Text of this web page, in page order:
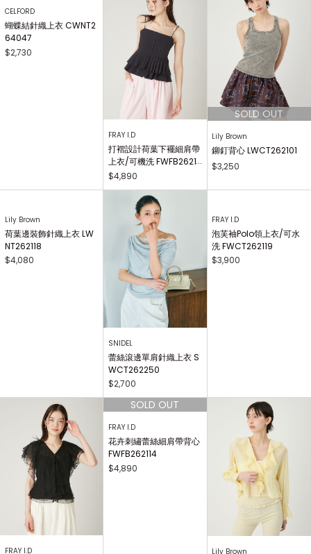
FRAY I.D
打褶設計荷葉下襬細肩帶
上衣/可機洗 FWFB2621
09
$4,890
Lily Brown
鉚釘背心 LWCT262101
$3,250
SNIDEL
蕾絲滾邊單肩針織上衣 S
WCT262250
$2,700
FRAY I.D
泡芙袖Polo領上衣/可水
洗 FWCT262119
$3,900
FRAY I.D
FRAY I.D
花卉刺繡蕾絲細肩帶背心
FWFB262114
$4,890
Lily Brown